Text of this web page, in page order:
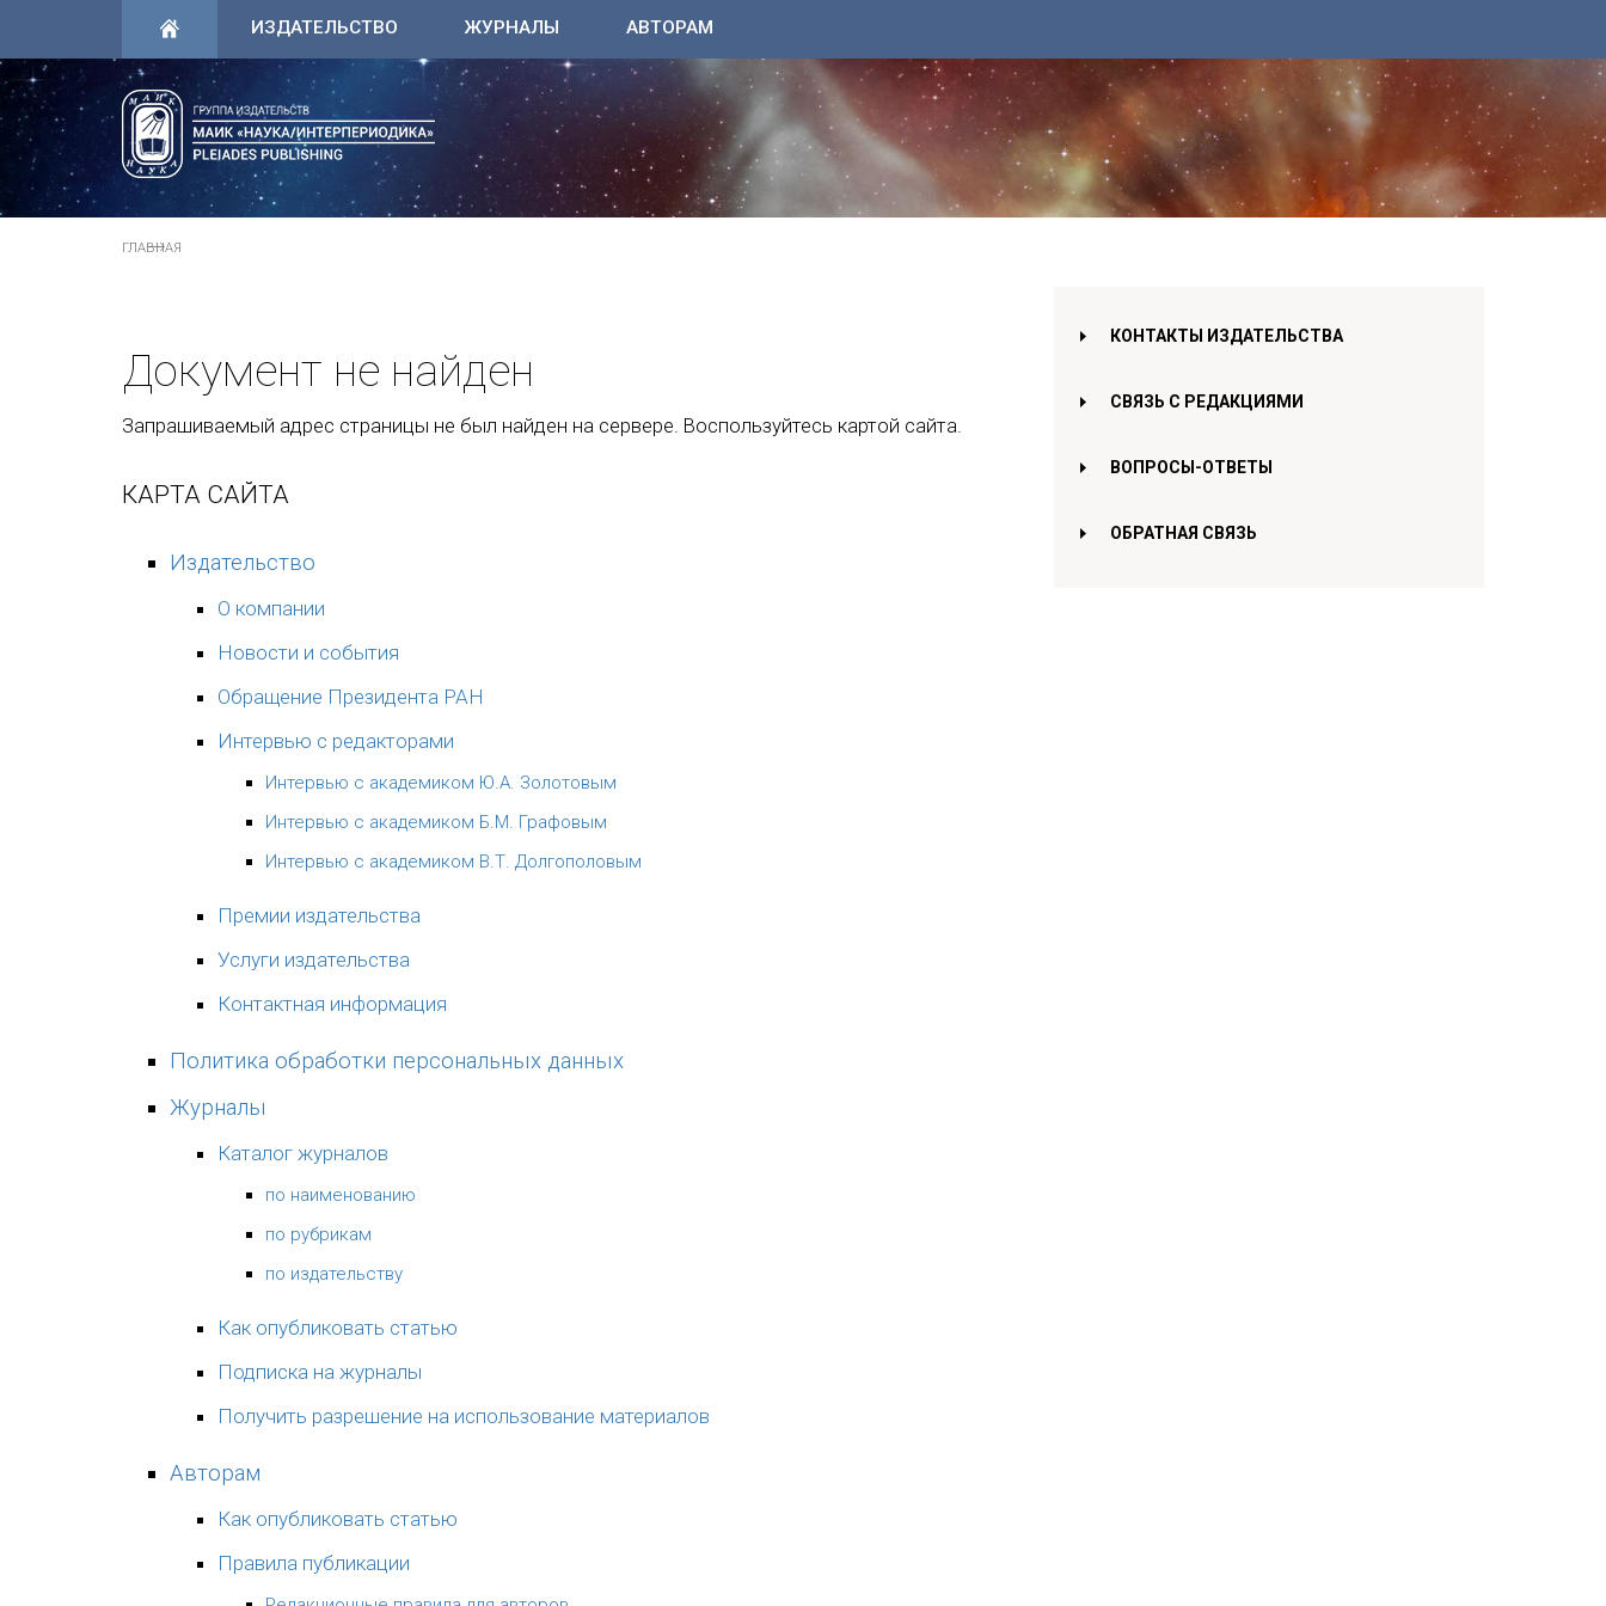
ИЗДАТЕЛЬСТВО ЖУРНАЛЫ АВТОРАМ
ГЛАВНАЯ
Документ не найден
Запрашиваемый адрес страницы не был найден на сервере. Воспользуйтесь картой сайта.
КАРТА САЙТА
Издательство
О компании
Новости и события
Обращение Президента РАН
Интервью с редакторами
Интервью с академиком Ю.А. Золотовым
Интервью с академиком Б.М. Графовым
Интервью с академиком В.Т. Долгополовым
Премии издательства
Услуги издательства
Контактная информация
Политика обработки персональных данных
Журналы
Каталог журналов
по наименованию
по рубрикам
по издательству
Как опубликовать статью
Подписка на журналы
Получить разрешение на использование материалов
Авторам
Как опубликовать статью
Правила публикации
КОНТАКТЫ ИЗДАТЕЛЬСТВА
СВЯЗЬ С РЕДАКЦИЯМИ
ВОПРОСЫ-ОТВЕТЫ
ОБРАТНАЯ СВЯЗЬ